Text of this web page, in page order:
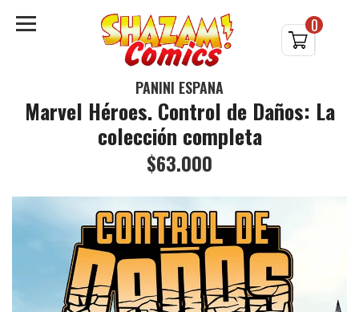
0
PANINI ESPAÑA
Marvel Héroes. Control de Daños: La
colección completa
$63.000